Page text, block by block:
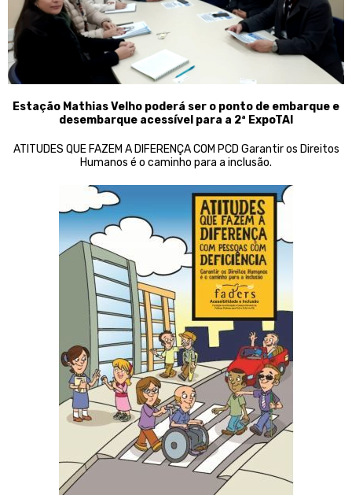
Estação Mathias Velho poderá ser o ponto de embarque e
desembarque acessível para a 2ª ExpoTAI
ATITUDES QUE FAZEM A DIFERENÇA COM PCD Garantir os Direitos
Humanos é o caminho para a inclusão.